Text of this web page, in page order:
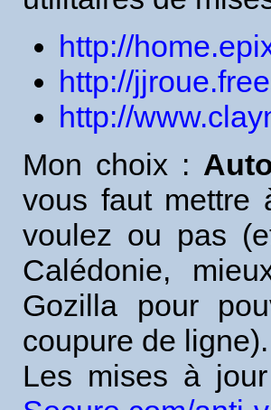
http://
http://
http://
Mon choix :
vous faut mettre
voulez ou pas
Calédonie,
Gozilla pour
coupure de ligne).
Les mises à